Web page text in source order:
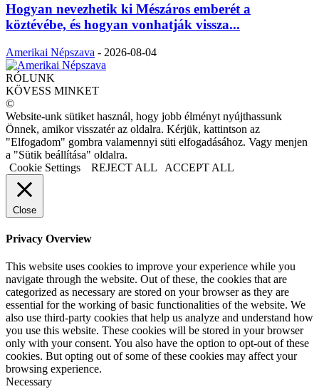
Hogyan nevezhetik ki Mészáros emberét a
köztévébe, és hogyan vonhatják vissza...
Amerikai Népszava - 2026-08-04
RÓLUNK
KÖVESS MINKET
©
Website-unk sütiket használ, hogy jobb élményt nyújthassunk
Önnek, amikor visszatér az oldalra. Kérjük, kattintson az
"Elfogadom" gombra valamennyi süti elfogadásához. Vagy menjen
a "Sütik beállítása" oldalra.
Cookie Settings
REJECT ALL ACCEPT ALL
Close
Privacy Overview
This website uses cookies to improve your experience while you
navigate through the website. Out of these, the cookies that are
categorized as necessary are stored on your browser as they are
essential for the working of basic functionalities of the website. We
also use third-party cookies that help us analyze and understand how
you use this website. These cookies will be stored in your browser
only with your consent. You also have the option to opt-out of these
cookies. But opting out of some of these cookies may affect your
browsing experience.
Necessary